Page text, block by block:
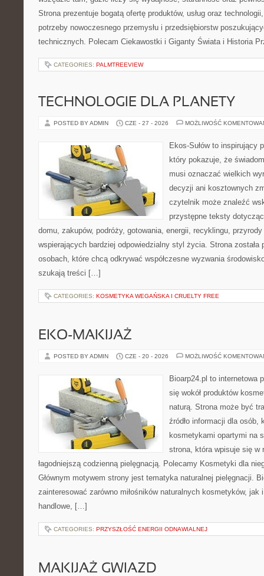
Strona prezentuje bogatą ofertę produktów, usług oraz
potrzeby nowoczesnego przemysłu i przedsiębiorstw
technicznych. Polecam Ciekawostki i Giganty Świata i Historia
CATEGORIES: PALMTREEVIEW
TECHNOLOGIE DLA PLANETY
POSTED BY ADMIN CZE - 27 - 2026 MOŻLIWOŚĆ
Ekos-Sułów to inspirujący
który pokazuje, że
musi oznaczać wielkich
decyzji ani kosztownych
czytelnik może znaleźć
przystępne teksty
domu, zakupów, podróży, gotowania, energii, recyklingu,
wspierających bardziej odpowiedzialny styl życia. Strona została
osobach, które chcą odkrywać współczesne wyzwania
szukają treści […]
CATEGORIES: KOSMETYKA WEGAŃSKA I CRUELTY FREE
EKO-MAKIJAŻ
POSTED BY ADMIN CZE - 20 - 2026 MOŻLIWOŚĆ
Bioarp24.pl to internetowa
się wokół produktów
naturą. Strona może być
źródło informacji dla osób,
kosmetykami opartymi na
strona, która wpisuje się w
łagodniejszą codzienną pielęgnacją. Polecamy Kosmetyki dla
Głównym motywem strony jest tematyka naturalnej pielęgnacji.
zainteresować zarówno miłośników naturalnych kosmetyków, jak
handlowe, […]
CATEGORIES: PRZYSZŁOŚĆ ENERGII ODNAWIALNEJ
MAKIJAŻ GWIAZD